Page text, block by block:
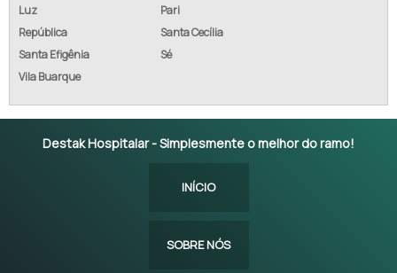
Luz
Pari
República
Santa Cecília
Santa Efigênia
Sé
Vila Buarque
Destak Hospitalar - Simplesmente o melhor do ramo!
INÍCIO
SOBRE NÓS